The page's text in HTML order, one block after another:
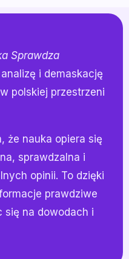
Sprawdza
i demaskację
polskiej przestrzeni
że nauka opiera się
sprawdzalna i
opinii. To dzięki
prawdziwe
się na dowodach i